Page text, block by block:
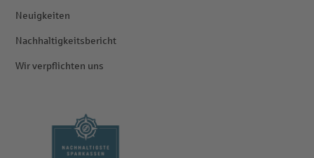
Neuigkeiten
Nachhaltigkeitsbericht
Wir verpflichten uns